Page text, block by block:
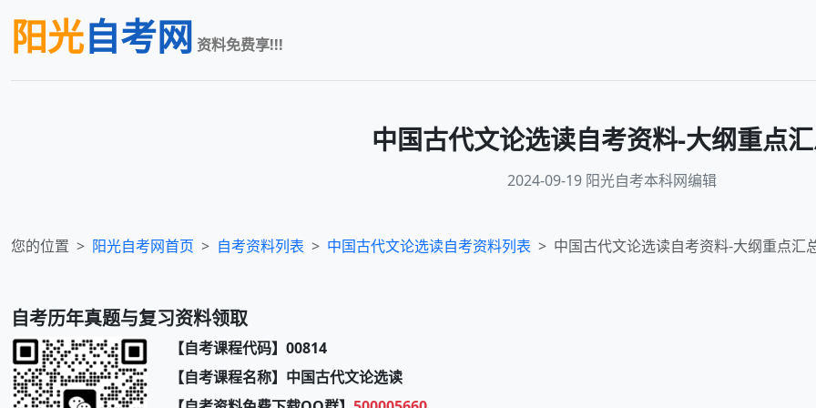
阳光自考网 资料免费享!!!
中国古代文论选读自考资料-大纲重点
2024-09-19 阳光自考本科网编辑
您的位置 阳光自考网首页 自考资料列表 中国古代文论选读自考资料列表 中国古代文论选读自考资料-大纲重点汇
自考历年真题与复习资料领取
【自考课程代码】00814
【自考课程名称】中国古代文论选读